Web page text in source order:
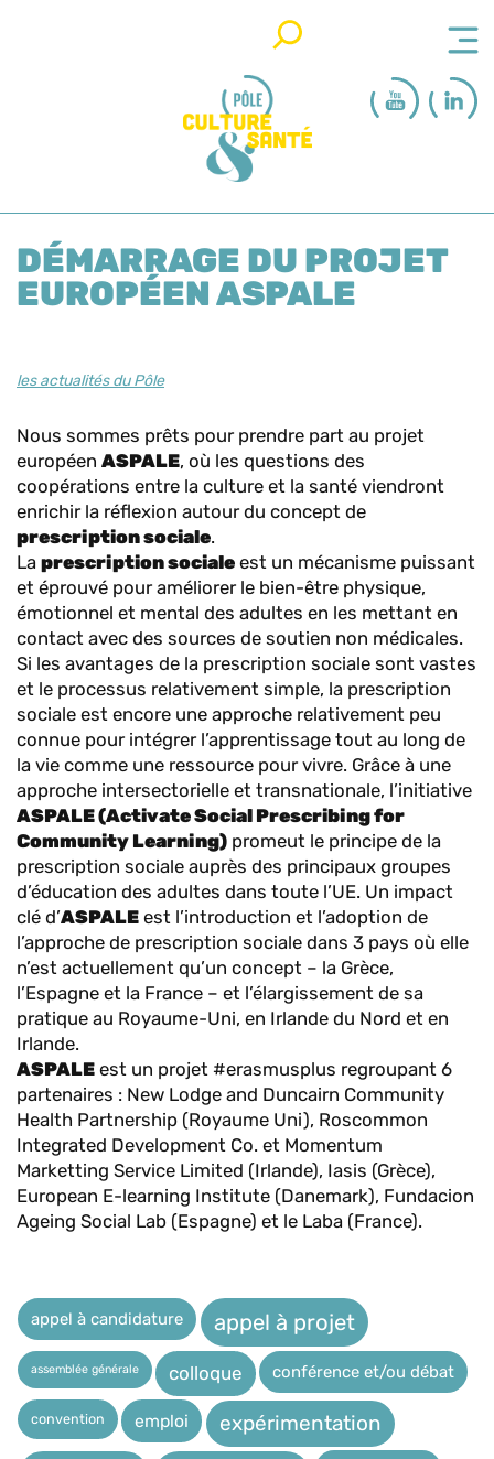
DÉMARRAGE DU PROJET
EUROPÉEN ASPALE
les actualités du Pôle
Nous sommes prêts pour prendre part au projet
européen ASPALE, où les questions des
coopérations entre la culture et la santé viendront
enrichir la réflexion autour du concept de
prescription sociale.
La prescription sociale est un mécanisme puissant
et éprouvé pour améliorer le bien-être physique,
émotionnel et mental des adultes en les mettant en
contact avec des sources de soutien non médicales.
Si les avantages de la prescription sociale sont vastes
et le processus relativement simple, la prescription
sociale est encore une approche relativement peu
connue pour intégrer l’apprentissage tout au long de
la vie comme une ressource pour vivre. Grâce à une
approche intersectorielle et transnationale, l’initiative
ASPALE (Activate Social Prescribing for
Community Learning) promeut le principe de la
prescription sociale auprès des principaux groupes
d’éducation des adultes dans toute l’UE. Un impact
clé d’ASPALE est l’introduction et l’adoption de
l’approche de prescription sociale dans 3 pays où elle
n’est actuellement qu’un concept – la Grèce,
l’Espagne et la France – et l’élargissement de sa
pratique au Royaume-Uni, en Irlande du Nord et en
Irlande.
ASPALE est un projet #erasmusplus regroupant 6
partenaires : New Lodge and Duncairn Community
Health Partnership (Royaume Uni), Roscommon
Integrated Development Co. et Momentum
Marketting Service Limited (Irlande), Iasis (Grèce),
European E-learning Institute (Danemark), Fundacion
Ageing Social Lab (Espagne) et le Laba (France).
appel à candidature appel à projet
assemblée générale colloque conférence et/ou débat
convention emploi expérimentation